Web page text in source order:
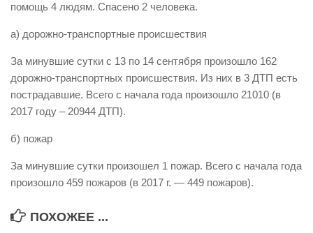
УГЗ рекомендует
Памятки населению
Как стать спасателем
Уголок гражданской обороны
Пресс-центр
Наша работа
Обращения
помощь 4 людям. Спасено 2 человека.
а) дорожно-транспортные происшествия
За минувшие сутки с 13 по 14 сентября произошло 162
дорожно-транспортных происшествия. Из них в 3 ДТП есть
пострадавшие. Всего с начала года произошло 21010 (в
2017 году – 20944 ДТП).
б) пожар
За минувшие сутки произошел 1 пожар. Всего с начала года
произошло 459 пожаров (в 2017 г. — 449 пожаров).
ПОХОЖЕЕ ...